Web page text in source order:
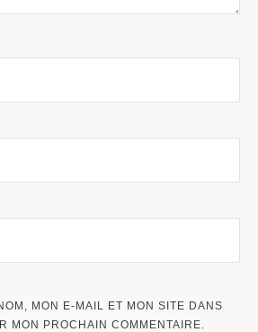
MON E-MAIL ET MON SITE DANS
MON PROCHAIN COMMENTAIRE.